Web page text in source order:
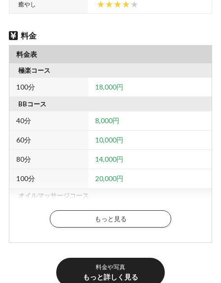
癒やし
料金
料金表
極楽コース
100分 18,000円
BBコース
40分 8,000円
60分 10,000円
80分 14,000円
100分 20,000円
オイルマッサージコース
6,000円
18,000円
もっと見る
料金や写真
もっと詳しく見る